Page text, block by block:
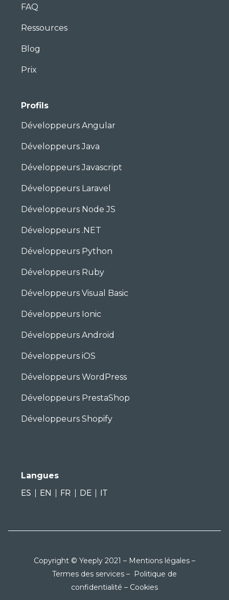
FAQ
Ressources
Blog
Prix
Profils
Développeurs Angular
Développeurs Java
Développeurs Javascript
Développeurs Laravel
Développeurs Node JS
Développeurs .NET
Développeurs Python
Développeurs Ruby
Développeurs Visual Basic
Développeurs Ionic
Développeurs Android
Développeurs iOS
Développeurs WordPress
Développeurs PrestaShop
Développeurs Shopify
Langues
ES
EN FR DE IT
Copyright © Yeeply 2021 – Mentions légales –
Termes des services – Politique de
confidentialité – Cookies